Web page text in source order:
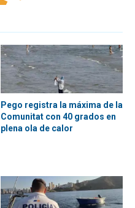
Pego registra la máxima de la
Comunitat con 40 grados en
plena ola de calor